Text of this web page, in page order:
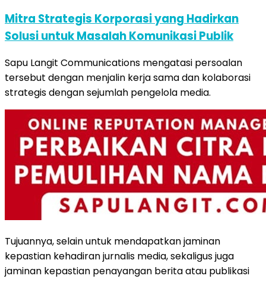
Mitra Strategis Korporasi yang Hadirkan
Solusi untuk Masalah Komunikasi Publik
Sapu Langit Communications mengatasi persoalan
tersebut dengan menjalin kerja sama dan kolaborasi
strategis dengan sejumlah pengelola media.
Tujuannya, selain untuk mendapatkan jaminan
kepastian kehadiran jurnalis media, sekaligus juga
jaminan kepastian penayangan berita atau publikasi